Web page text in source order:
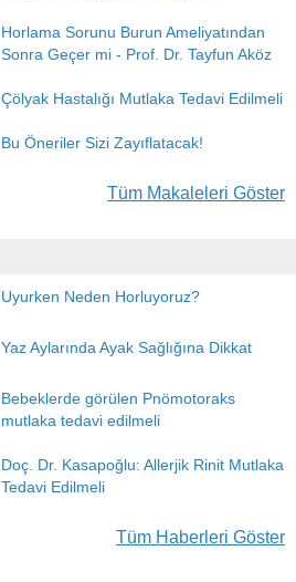
Horlama Sorunu Burun Ameliyatından
Sonra Geçer mi - Prof. Dr. Tayfun Aköz
Çölyak Hastalığı Mutlaka Tedavi Edilmeli
Bu Öneriler Sizi Zayıflatacak!
Tüm Makaleleri Göster
Uyurken Neden Horluyoruz?
Yaz Aylarında Ayak Sağlığına Dikkat
Bebeklerde görülen Pnömotoraks
mutlaka tedavi edilmeli
Doç. Dr. Kasapoğlu: Allerjik Rinit Mutlaka
Tedavi Edilmeli
Tüm Haberleri Göster